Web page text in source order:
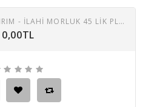
ERKIN KORAY - KISKANIRIM - ILAHI MORLUK 45 LIK PLAK
0,00TL